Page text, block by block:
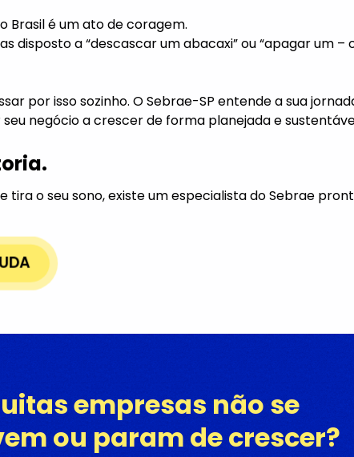
Brasil é um ato de coragem.
disposto a “descascar um abacaxi” ou “apagar um –
por isso sozinho. O Sebrae-SP entende a sua
negócio a crescer de forma planejada e
tira o seu sono, existe um especialista do Sebrae
empresas não se
ou param de crescer?